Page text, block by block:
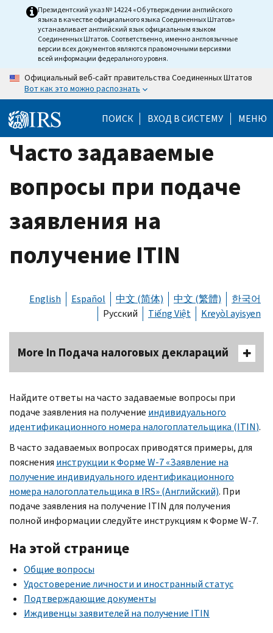
Президентский указ № 14224 «Об утверждении английского
языка в качестве официального языка Соединенных Штатов»
устанавливает английский язык официальным языком
Соединенных Штатов. Соответственно, именно англоязычные
версии всех документов являются правомочными версиями
всей информации федерального уровня.
Официальный веб-сайт правительства Соединенных Штатов
Вот как это можно распознать
ПОИСК ВХОД В СИСТЕМУ МЕНЮ
Часто задаваемые
вопросы при подаче
заявления на
получение ITIN
English Español 中文 (简体) 中文 (繁體)
한국어
Русский
Tiếng Việt Kreyòl ayisyen
More In Подача налоговых деклараций
Найдите ответы на часто задаваемые вопросы при
подаче заявления на получение индивидуального
идентификационного номера налогоплательщика (ITIN).
В часто задаваемых вопросах приводятся примеры, для
пояснения инструкции к ФормеW-7 «Заявление на
получение индивидуального идентификационного
номера налогоплательщика в IRS» (Английский). При
подаче заявления на получение ITIN для получения
полной информации следуйте инструкциям к ФормеW-7.
На этой странице
Общие вопросы
Удостоверение личности и иностранный статус
Подтверждающие документы
Иждивенцы заявителей на получение ITIN